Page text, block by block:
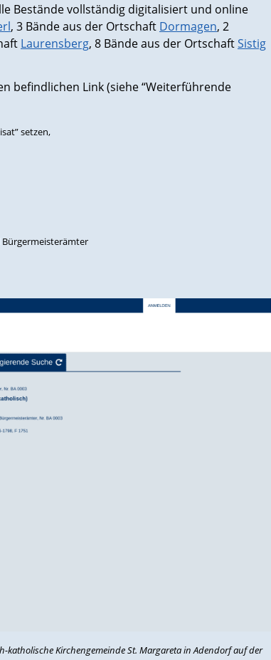
Bestände vollständig digitalisiert und online
, 3 Bände aus der Ortschaft Dormagen, 2
Laurensberg, 8 Bände aus der OrtschaftSistig
befindlichen Link (siehe “Weiterführende
setzen,
Bürgermeisterämter
katholische Kirchengemeinde St. Margareta in Adendorf auf der